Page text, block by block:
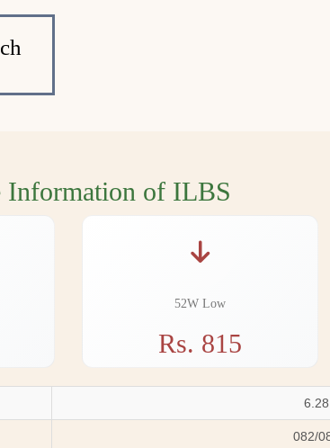
Information of ILBS
52W Low
Rs. 815
6.28
082/